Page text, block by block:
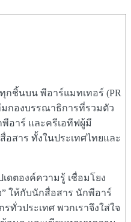
ชิ้นบน พีอาร์แมทเทอร์ (PR
ทีมกองบรรณาธิการที่รวมตัว
อาร์ และครีเอทีฟผู้มี
สาร ทั้งในประเทศไทยและ
ดตองค์ความรู้ เชื่อมโยง
ให้กับนักสื่อสาร นักพีอาร์
ทั่วประเทศ พวกเราจึงใส่ใจ